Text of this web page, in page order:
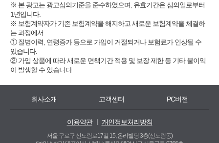
※ 본 광고는 광고심의기준을 준수하였으며, 유효기간은 심의일로부터
1년입니다.
※ 보험계약자가 기존 보험계약을 해지하고 새로운 보험계약을 체결하
는 과정에서
① 질병이력, 연령증가 등으로 가입이 거절되거나 보험료가 인상될 수
있습니다.
② 가입 상품에 따라 새로운 면책기간 적용 및 보장 제한 등 기타 불이익
이 발생할 수 있습니다.
회사소개 고객센터 PC버전
이용약관ㅣ 개인정보처리방침
서울 구로구 신도림로17길 15, 온리빌딩 3층(신도림동)